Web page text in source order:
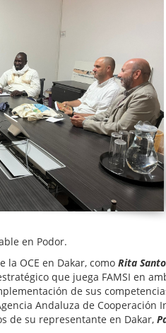
en Podor.
la OCE en Dakar, como Rita
que juega FAMSI en
de sus
Andaluza de Cooperación
de su representante en Dakar,